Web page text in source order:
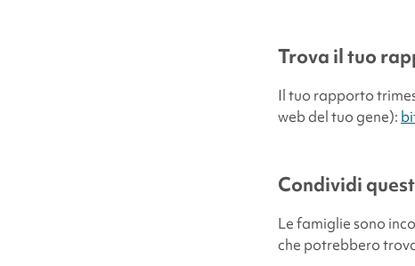
Trova il tuo
Il tuo rapporto
web del tuo gene):
Condividi
Le famiglie sono
che potrebbero